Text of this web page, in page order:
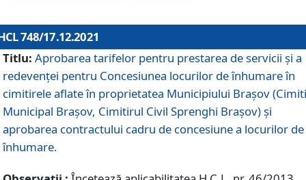
748/17.12.2021
Titlu: Aprobarea tarifelor pentru prestarea de servicii şi a
redevenţei pentru Concesiunea locurilor de înhumare în
cimitirele aflate în proprietatea Municipiului Braşov
Municipal Braşov, Cimitirul Civil Sprenghi Braşov) şi
aprobarea contractului cadru de concesiune a locurilor de
înhumare.